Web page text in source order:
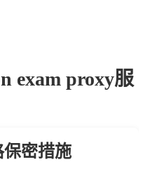
exam proxy服
保密措施